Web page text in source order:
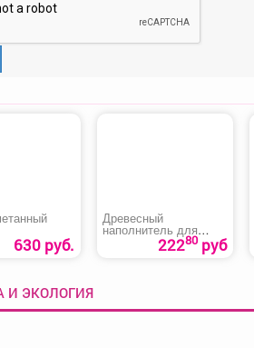
630 руб.
Древесный
наполнитель для
лотков «Лапки в
22280руб
И ЭКОЛОГИЯ